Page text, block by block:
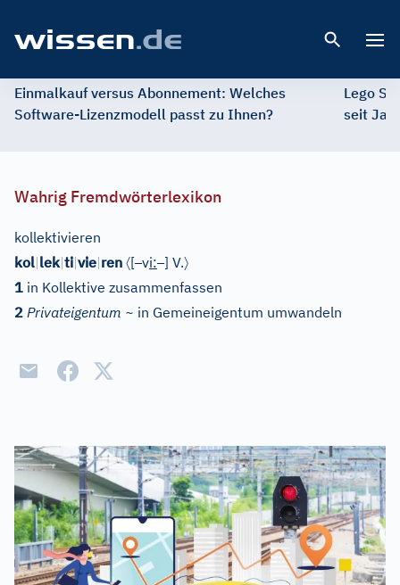
Einmalkauf versus Abonnement: Welches
Software-Lizenzmodell passt zu Ihnen?
Lego
seit
Wahrig Fremdwörterlexikon
kollektivieren
kol|lek|ti|vie|ren 〈[–vi:–] V.〉
1 in Kollektive zusammenfassen
2 Privateigentum ~ in Gemeineigentum umwandeln